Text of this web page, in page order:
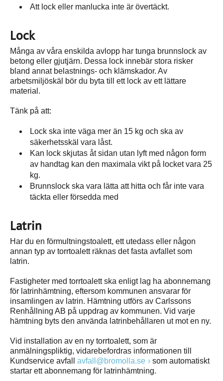
Att lock eller manlucka inte är övertäckt.
Lock
Många av våra enskilda avlopp har tunga brunnslock av
betong eller gjutjärn. Dessa lock innebär stora risker
bland annat belastnings- och klämskador. Av
arbetsmiljöskäl bör du byta till ett lock av ett lättare
material.
Tänk på att:
Lock ska inte väga mer än 15 kg och ska av
säkerhetsskäl vara låst.
Kan lock skjutas åt sidan utan lyft med någon form
av handtag kan den maximala vikt på locket vara 25
kg.
Brunnslock ska vara lätta att hitta och får inte vara
täckta eller försedda med
Latrin
Har du en förmultningstoalett, ett utedass eller någon
annan typ av torrtoalett räknas det fasta avfallet som
latrin.
Fastigheter med torrtoalett ska enligt lag ha abonnemang
för latrinhämtning, eftersom kommunen ansvarar för
insamlingen av latrin. Hämtning utförs av Carlssons
Renhållning AB på uppdrag av kommunen. Vid varje
hämtning byts den använda latrinbehållaren ut mot en ny.
Vid installation av en ny torrtoalett, som är
anmälningspliktig, vidarebefordras informationen till
Kundservice avfall avfall@bromolla.se
som automatiskt
startar ett abonnemang för latrinhämtning.